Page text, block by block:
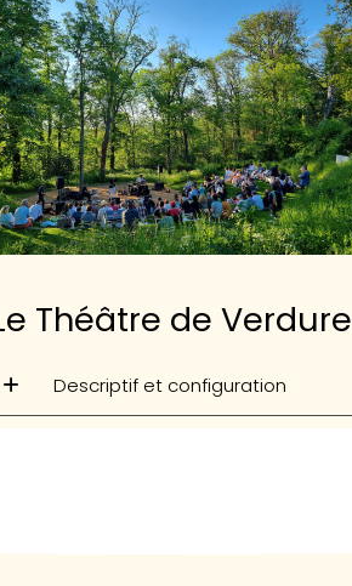
Théâtre de Verdure
Descriptif et configuration